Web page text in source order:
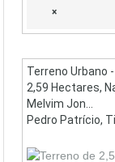
×
Terreno Urbano
2,59 Hectares,
Melvim Jon...
Pedro Patrício,